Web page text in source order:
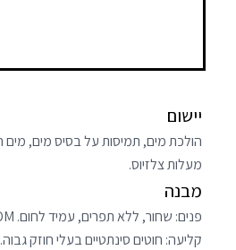
יישום
מעלות צלזיוס.
מבנה
פנים: שחור, ללא תפרים, עמיד לחום. EPDM.
קליעה: חוטים סינתטיים בעלי חוזק גבוה.